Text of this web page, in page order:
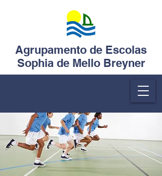
Agrupamento de Escolas
Sophia de Mello Breyner